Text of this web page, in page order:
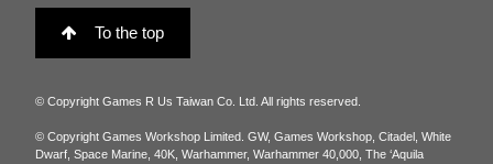
To the top
© Copyright Games R Us Taiwan Co. Ltd. All rights reserved.
© Copyright Games Workshop Limited. GW, Games Workshop, Citadel, White
Dwarf, Space Marine, 40K, Warhammer, Warhammer 40,000, The ‘Aquila